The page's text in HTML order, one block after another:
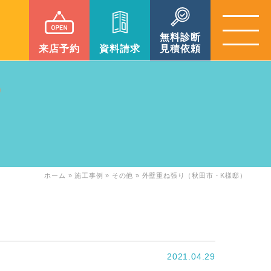
来店予約 資料請求
無料診断
見積依頼
ホーム »施工事例 » その他 » 外壁重ね張り（秋田市・K様邸）
2021.04.29